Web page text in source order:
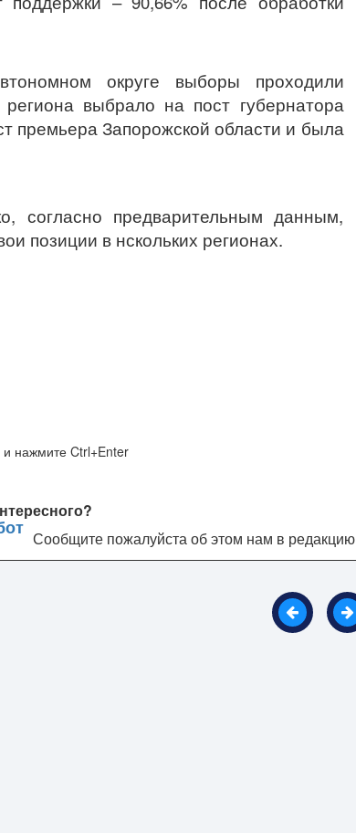
округе выборы проходили
выбрало на пост губернатора
премьера Запорожской области и была
согласно предварительным данным,
позиции в нскольких регионах.
Сообщите пожалуйста об этом нам в редакцию
и нажмите Ctrl+Enter